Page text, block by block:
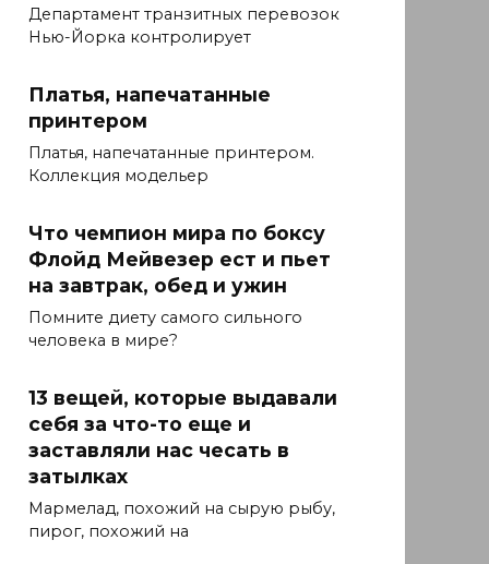
Департамент транзитных перевозок
Нью-Йорка контролирует
Платья, напечатанные
принтером
Платья, напечатанные принтером.
Коллекция модельер
Что чемпион мира по боксу
Флойд Мейвезер ест и пьет
на завтрак, обед и ужин
Помните диету самого сильного
человека в мире?
13 вещей, которые выдавали
себя за что-то еще и
заставляли нас чесать в
затылках
Мармелад, похожий на сырую рыбу,
пирог, похожий на